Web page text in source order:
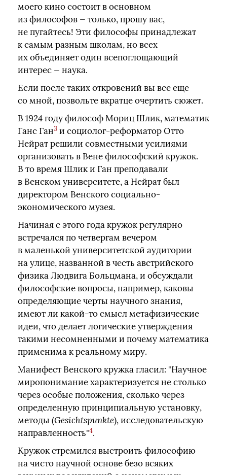
моего кино состоит в основном
из философов — только, прошу вас,
не пугайтесь! Эти философы принадлежат
к самым разным школам, но всех
их объединяет один всепоглощающий
интерес — наука.
Если после таких откровений вы все еще
со мной, позвольте вкратце очертить сюжет.
В 1924 году философ Мориц Шлик, математик
Ганс Ган3 и социолог-реформатор Отто
Нейрат решили совместными усилиями
организовать в Вене философский кружок.
В то время Шлик и Ган преподавали
в Венском университете, а Нейрат был
директором Венского социально-
экономического музея.
Начиная с этого года кружок регулярно
встречался по четвергам вечером
в маленькой университетской аудитории
на улице, названной в честь австрийского
физика Людвига Больцмана, и обсуждали
философские вопросы, например, каковы
определяющие черты научного знания,
имеют ли какой‑то смысл метафизические
идеи, что делает логические утверждения
такими несомненными и почему математика
применима к реальному миру.
Манифест Венского кружка гласил: "Научное
миропонимание характеризуется не столько
через особые положения, сколько через
определенную принципиальную установку,
методы (Gesichtspunkte), исследовательскую
направленность"4.
Кружок стремился выстроить философию
на чисто научной основе безо всяких